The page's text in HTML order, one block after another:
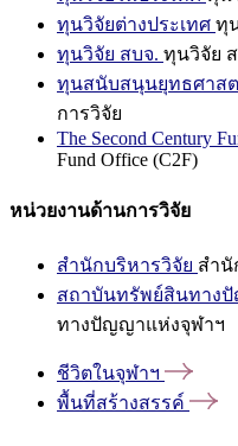
ทุนวิจัยต่างประเทศ ทุ
ทุนวิจัย สบจ. ทุนวิจัย
ทุนสนับสนุนยุทธศาสต
การวิจัย
The Second Century
Fund Office (C2F)
หน่วยงานด้านการวิจัย
สำนักบริหารวิจัย สำนั
สถาบันทรัพย์สินทาง
ทางปัญญาแห่งจุฬาฯ
ชีวิตในจุฬาฯ
พื้นที่สร้างสรรค์